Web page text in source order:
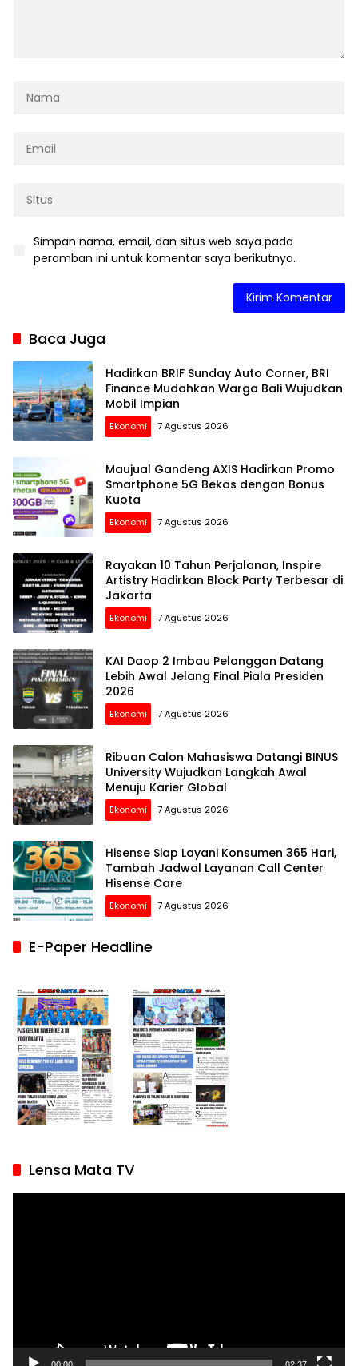
Simpan nama, email, dan situs web saya pada
peramban ini untuk komentar saya berikutnya.
Baca Juga
Hadirkan BRIF Sunday Auto Corner, BRI
Finance Mudahkan Warga Bali Wujudkan
Mobil Impian
Ekonomi 7 Agustus 2026
Maujual Gandeng AXIS Hadirkan Promo
Smartphone 5G Bekas dengan Bonus
Kuota
Ekonomi 7 Agustus 2026
Rayakan 10 Tahun Perjalanan, Inspire
Artistry Hadirkan Block Party Terbesar di
Jakarta
Ekonomi 7 Agustus 2026
KAI Daop 2 Imbau Pelanggan Datang
Lebih Awal Jelang Final Piala Presiden
2026
Ekonomi 7 Agustus 2026
Ribuan Calon Mahasiswa Datangi BINUS
University Wujudkan Langkah Awal
Menuju Karier Global
Ekonomi 7 Agustus 2026
Hisense Siap Layani Konsumen 365 Hari,
Tambah Jadwal Layanan Call Center
Hisense Care
Ekonomi 7 Agustus 2026
E-Paper Headline
Lensa Mata TV